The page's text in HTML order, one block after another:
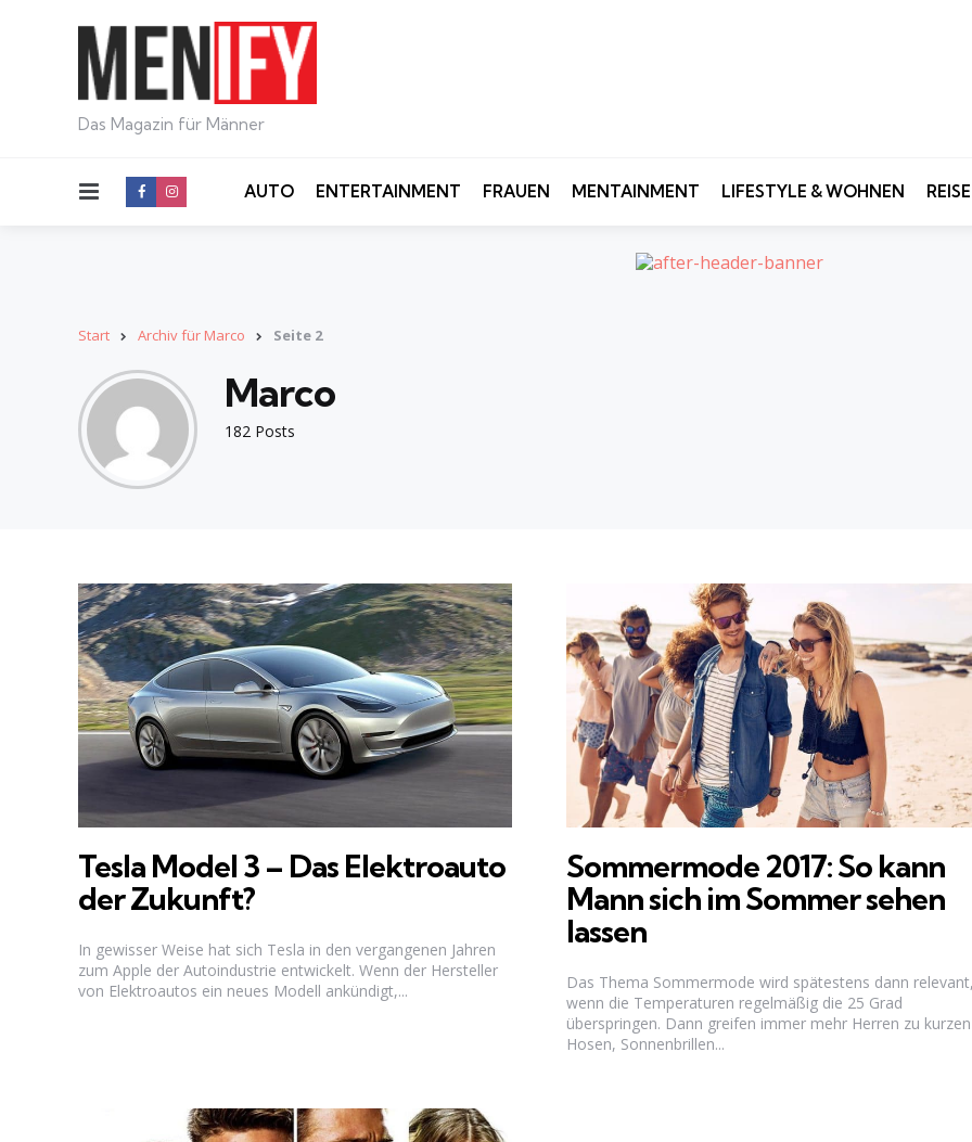
Das Magazin für Männer
Menu AUTO ENTERTAINMENT FRAUEN MENTAINMENT LIFESTYLE & WOHNEN
Start Archiv für Marco Seite 2
182 Posts
Marco
Tesla Model 3 – Das Elektroauto
der Zukunft?
In gewisser Weise hat sich Tesla in den vergangenen Jahren
zum Apple der Autoindustrie entwickelt. Wenn der Hersteller
von Elektroautos ein neues Modell ankündigt,...
Sommermode 2017: So kann
Mann sich im Sommer sehen
lassen
Das Thema Sommermode wird spätestens dann
wenn die Temperaturen regelmäßig die 25 Grad
überspringen. Dann greifen immer mehr Herren zu kurzen
Hosen, Sonnenbrillen...